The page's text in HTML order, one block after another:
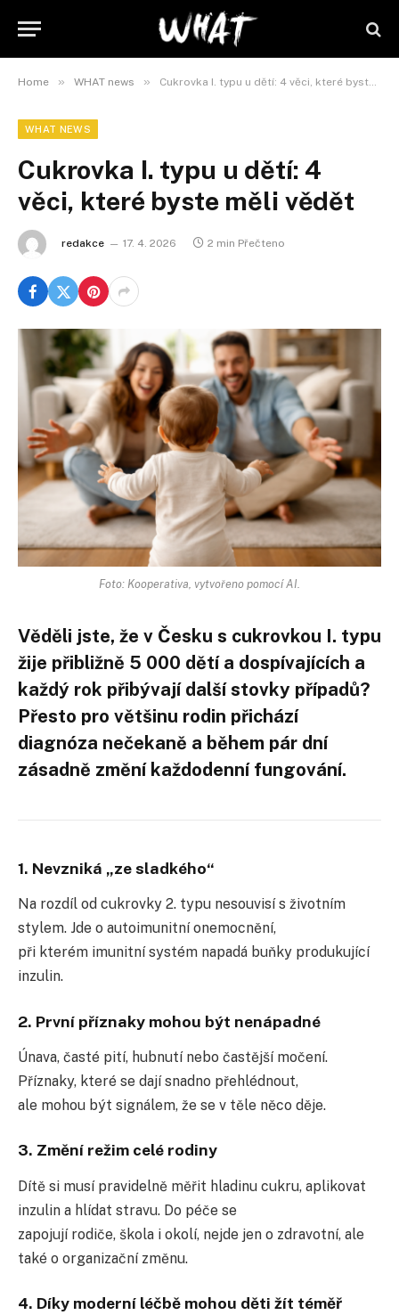
Home » WHAT news » Cukrovka I. typu u dětí: 4 věci, které byste měli vědět
WHAT NEWS
Cukrovka I. typu u dětí: 4
věci, které byste měli vědět
redakce 17. 4. 2026 2 min Přečteno
Foto: Kooperativa, vytvořeno pomocí AI.
Věděli jste, že v Česku s cukrovkou I. typu
žije přibližně 5 000 dětí a dospívajících a
každý rok přibývají další stovky případů?
Přesto pro většinu rodin přichází
diagnóza nečekaně a během pár dní
zásadně změní každodenní fungování.
1. Nevzniká „ze sladkého“
Na rozdíl od cukrovky 2. typu nesouvisí s životním
stylem. Jde o autoimunitní onemocnění,
při kterém imunitní systém napadá buňky produkující
inzulin.
2. První příznaky mohou být nenápadné
Únava, časté pití, hubnutí nebo častější močení.
Příznaky, které se dají snadno přehlédnout,
ale mohou být signálem, že se v těle něco děje.
3. Změní režim celé rodiny
Dítě si musí pravidelně měřit hladinu cukru, aplikovat
inzulin a hlídat stravu. Do péče se
zapojují rodiče, škola i okolí, nejde jen o zdravotní, ale
také o organizační změnu.
4. Díky moderní léčbě mohou děti žít téměř